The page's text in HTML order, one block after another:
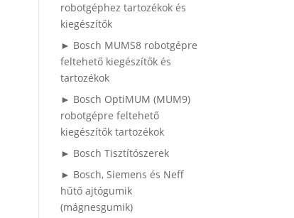
robotgéphez tartozékok és
kiegészítők
► Bosch MUMS8 robotgépre
feltehető kiegészítők és
tartozékok
► Bosch OptiMUM (MUM9)
robotgépre feltehető
kiegészítők tartozékok
► Bosch Tisztítószerek
► Bosch, Siemens és Neff
hűtő ajtógumik
(mágnesgumik)